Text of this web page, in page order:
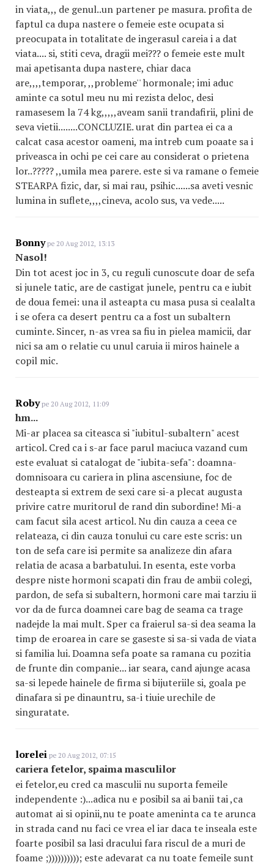
in viata,,, de genul..un partener pe masura. profita de
faptul ca dupa nastere o femeie este ocupata si
preocupata in totalitate de ingerasul careia i a dat
viata.... si, stiti ceva, dragii mei??? o femeie este mult
mai apetisanta dupa nastere, chiar daca
are,,,,temporar, ,,probleme'' hormonale; imi aduc
aminte ca sotul meu nu mi rezista deloc, desi
ramasesem la 74 kg,,,,,aveam sanii trandafirii, plini de
seva vietii........CONCLUZIE. urat din partea ei ca a
calcat casa acestor oameni, ma intreb cum poaate sa i
priveasca in ochi pe cei care au considerat o prietena
lor..????? ,,umila mea parere. este si va ramane o femeie
STEARPA fizic, dar, si mai rau, psihic......sa aveti vesnic
lumina in suflete,,,,cineva, acolo sus, va vede.....
Bonnype 20 Aug 2012, 13:13
Nasol!
Din tot acest joc in 3, cu reguli cunoscute doar de sefa
si junele tatic, are de castigat junele, pentru ca e iubit
de doua femei: una il asteapta cu masa pusa si cealalta
i se ofera ca desert pentru ca a fost un subaltern
cuminte. Sincer, n-as vrea sa fiu in pielea mamicii, dar
nici sa am o relatie cu unul caruia ii miros hainele a
copil mic.
Robype 20 Aug 2012, 11:09
hm...
Mi-ar placea sa citeasca si "iubitul-subaltern" acest
articol. Cred ca i s-ar face parul maciuca vazand cum
este evaluat si catalogat de "iubita-sefa": doamna-
domnisoara cu cariera in plina ascensiune, foc de
desteapta si extrem de sexi care si-a plecat augusta
privire catre muritorul de rand din subordine! Mi-a
cam facut sila acest articol. Nu din cauza a ceea ce
relateaza, ci din cauza tonului cu care este scris: un
ton de sefa care isi permite sa analizeze din afara
relatia de acasa a barbatului. In esenta, este vorba
despre niste hormoni scapati din frau de ambii colegi,
pardon, de sefa si subaltern, hormoni care mai tarziu ii
vor da de furca doamnei care bag de seama ca trage
nadejde la mai mult. Sper ca fraierul sa-si dea seama la
timp de eroarea in care se gaseste si sa-si vada de viata
si familia lui. Doamna sefa poate sa ramana cu pozitia
de frunte din companie... iar seara, cand ajunge acasa
sa-si lepede hainele de firma si bijuteriile si, goala pe
dinafara si pe dinauntru, sa-i tiuie urechile de
singuratate.
lorelei pe 20 Aug 2012, 07:15
cariera fetelor, spaima masculilor
ei fetelor,eu cred ca masculii nu suporta femeile
independente :)...adica nu e posibil sa ai banii tai ,ca
automat ai si opinii,nu te poate ameninta ca te arunca
in strada cand nu faci ce vrea el iar daca te inseala este
foarte posibil sa lasi dracului fara riscul de a muri de
foame ;)))))))))); este adevarat ca nu toate femeile sunt